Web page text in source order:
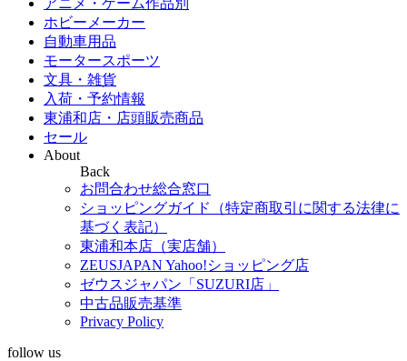
アニメ・ゲーム作品別
ホビーメーカー
自動車用品
モータースポーツ
文具・雑貨
入荷・予約情報
東浦和店・店頭販売商品
セール
About
Back
お問合わせ総合窓口
ショッピングガイド（特定商取引に関する法律に
基づく表記）
東浦和本店（実店舗）
ZEUSJAPAN Yahoo!ショッピング店
ゼウスジャパン「SUZURI店」
中古品販売基準
Privacy Policy
follow us